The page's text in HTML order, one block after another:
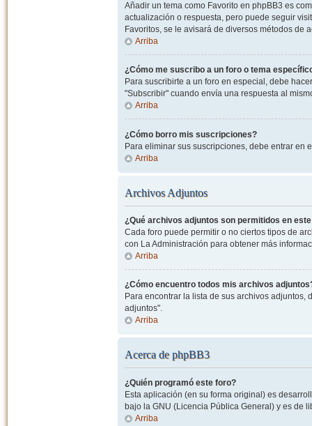
Añadir un tema como Favorito en phpBB3 es
actualización o respuesta, pero puede seguir
Favoritos, se le avisará de diversos métodos de
Arriba
¿Cómo me suscribo a un foro o tema
Para suscribirte a un foro en especial, debe
"Subscribir" cuando envía una respuesta al
Arriba
¿Cómo borro mis suscripciones?
Para eliminar sus suscripciones, debe entrar en
Arriba
Archivos Adjuntos
¿Qué archivos adjuntos son permitidos en
Cada foro puede permitir o no ciertos tipos de
con La Administración para obtener más
Arriba
¿Cómo encuentro todos mis archivos
Para encontrar la lista de sus archivos
adjuntos".
Arriba
Acerca de phpBB3
¿Quién programó este foro?
Esta aplicación (en su forma original) es
bajo la GNU (Licencia Pública General) y es de
Arriba